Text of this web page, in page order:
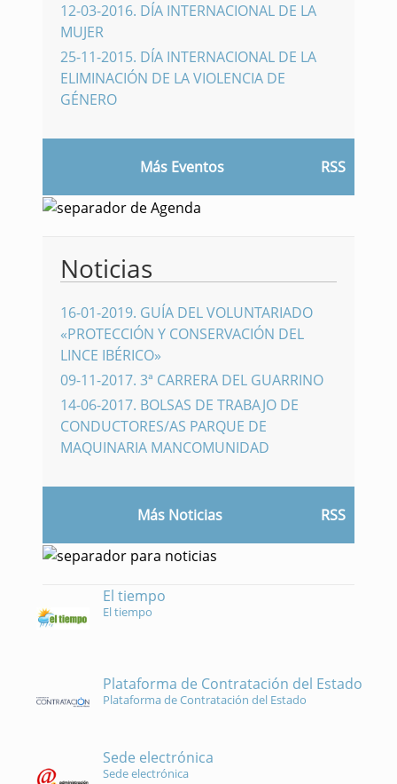
12-03-2016. DÍA INTERNACIONAL DE LA
MUJER
25-11-2015. DÍA INTERNACIONAL DE LA
ELIMINACIÓN DE LA VIOLENCIA DE
GÉNERO
Más Eventos RSS
Noticias
16-01-2019. GUÍA DEL VOLUNTARIADO
«PROTECCIÓN Y CONSERVACIÓN DEL
LINCE IBÉRICO»
09-11-2017. 3ª CARRERA DEL GUARRINO
14-06-2017. BOLSAS DE TRABAJO DE
CONDUCTORES/AS PARQUE DE
MAQUINARIA MANCOMUNIDAD
Más Noticias RSS
El tiempo
El tiempo
Plataforma de Contratación del Estado
Plataforma de Contratación del Estado
Sede electrónica
Sede electrónica